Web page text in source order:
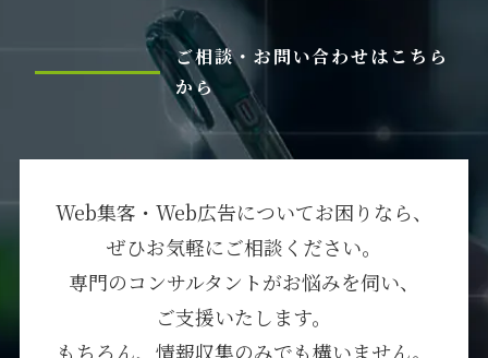
ご相談・お問い合わせはこちら
から
Web集客・Web広告についてお困りなら、
ぜひお気軽にご相談ください。
専門のコンサルタントがお悩みを伺い、
ご支援いたします。
もちろん、情報収集のみでも構いません。